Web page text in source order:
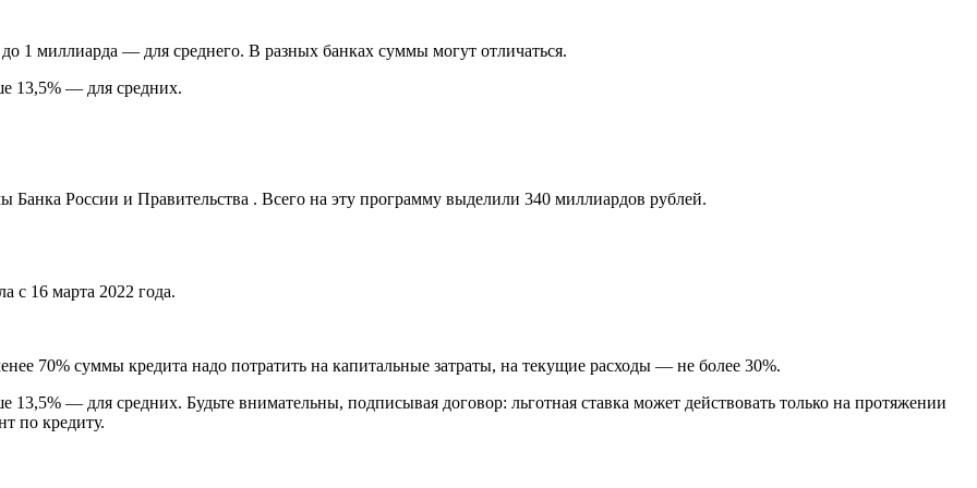
1 миллиарда — для среднего. В разных банках суммы могут отличаться.
13,5% — для средних.
России и Правительства . Всего на эту программу выделили 340 миллиардов рублей.
с 16 марта 2022 года.
70% суммы кредита надо потратить на капитальные затраты, на текущие расходы — не более 30%.
— для средних. Будьте внимательны, подписывая договор: льготная ставка может действовать только на протяжении
по кредиту.